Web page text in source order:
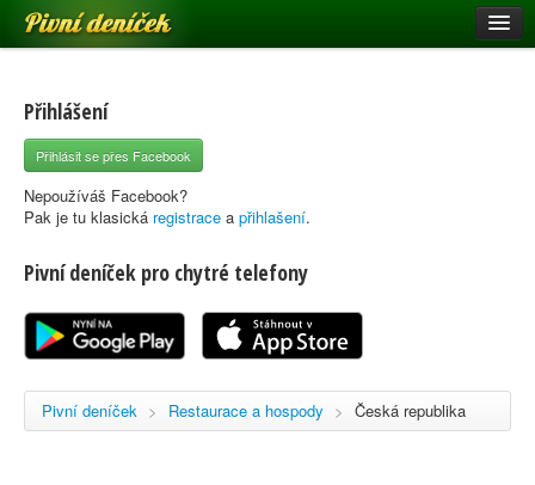
Pivní deníček
Pivní mapa
Pivní značky
Nápověda
Registrace
Přihlášení
Přihlásit se přes Facebook
Nepoužíváš Facebook?
Pak je tu klasická registrace a přihlašení.
Pivní deníček pro chytré telefony
Pivní deníček > Restaurace a hospody > Česká republika